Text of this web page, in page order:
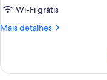
Bath
Wi-Fi grátis
Mais detalhes
Mais
Bed